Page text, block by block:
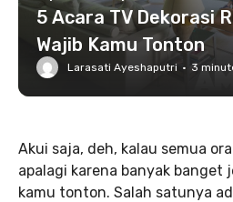
5 Acara TV Dekorasi
Wajib Kamu Tonton
Larasati Ayeshaputri · 3
Akui saja, deh, kalau semua
apalagi karena banyak banget
kamu tonton. Salah satunya